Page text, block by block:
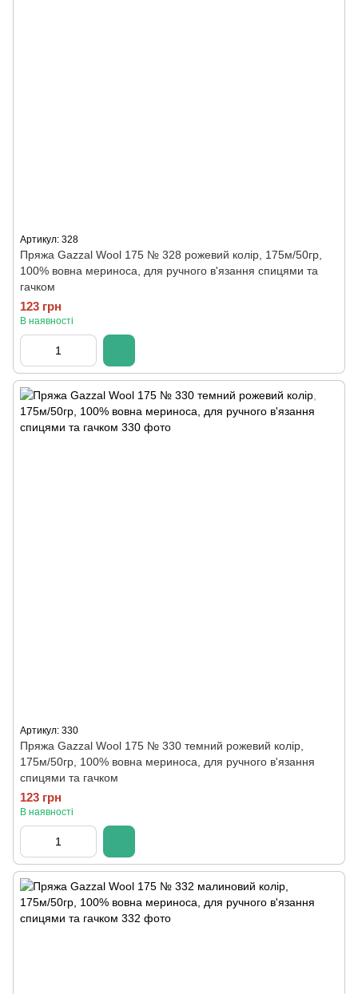
Артикул: 328
Пряжа Gazzal Wool 175 № 328 рожевий колір, 175м/50гр,
100% вовна мериноса, для ручного в'язання спицями та
гачком
123 грн
В наявності
Артикул: 330
Пряжа Gazzal Wool 175 № 330 темний рожевий колір,
175м/50гр, 100% вовна мериноса, для ручного в'язання
спицями та гачком
123 грн
В наявності